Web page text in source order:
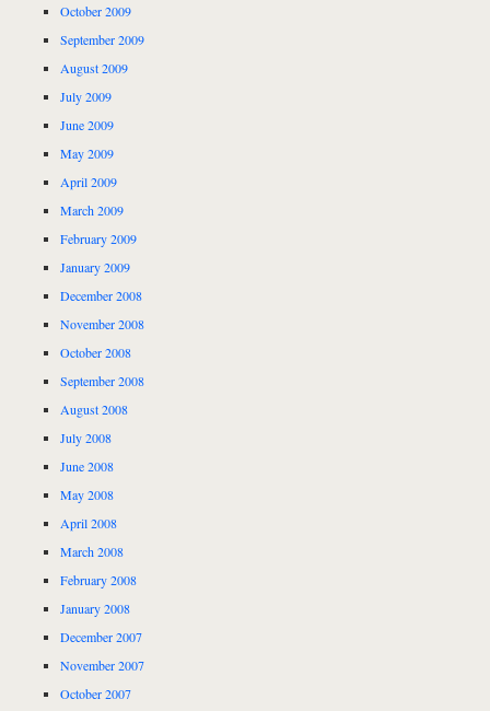
October 2009
September 2009
August 2009
July 2009
June 2009
May 2009
April 2009
March 2009
February 2009
January 2009
December 2008
November 2008
October 2008
September 2008
August 2008
July 2008
June 2008
May 2008
April 2008
March 2008
February 2008
January 2008
December 2007
November 2007
October 2007